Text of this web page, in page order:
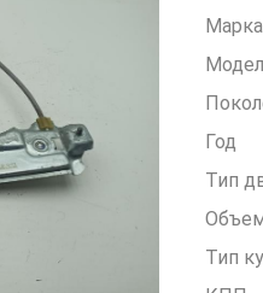
Марка
Год
Тип
Тип